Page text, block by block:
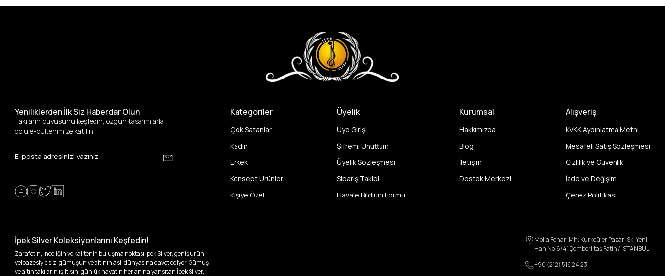
Yeniliklerden İlk Siz Haberdar Olun
Takıların büyüsünü keşfedin, özgün tasarımlarla
dolu e-bültenimize katılın.
Kategoriler
Çok Satanlar
Kadın
Erkek
Konsept Ürünler
Kişiye Özel
Üyelik
Üye Girişi
Şifremi Unuttum
Üyelik Sözleşmesi
Sipariş Takibi
Havale Bildirim Formu
Kurumsal
Hakkımızda
Blog
İletişim
Destek Merkezi
Alışveriş
KVKK Aydınlatma Metni
Mesafeli Satış Sözleşmesi
Gizlilik ve Güvenlik
İade ve Değişim
Çerez Politikası
İpek Silver Koleksiyonlarını Keşfedin!
Zarafetin, inceliğin ve kalitenin buluşma noktası İpek Silver, geniş ürün
yelpazesiyle sizi gümüşün ve altının asil dünyasına davet ediyor. Gümüş
ve altın takıların ışıltısını günlük hayatın her anına yansıtan İpek Silver,
Molla Fenari Mh. Kürkçüler Pazarı Sk. Yeni
Han No:6/41 Çemberlitaş Fatih / İSTANBUL
+90 (212) 516 24 23